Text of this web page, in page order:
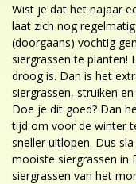
Wist je dat het najaar
laat zich nog
(doorgaans) vochtig
siergrassen te planten!
droog is. Dan is het
siergrassen, struiken
Doe je dit goed? Dan
tijd om voor de winter
sneller uitlopen. Dus
mooiste siergrassen in
siergrassen van het